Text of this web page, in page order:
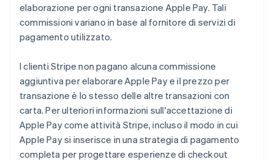
elaborazione per ogni transazione Apple Pay. Tali
commissioni variano in base al fornitore di servizi di
pagamento utilizzato.
I clienti Stripe non pagano alcuna commissione
aggiuntiva per elaborare Apple Pay e il prezzo per
transazione è lo stesso delle altre transazioni con
carta. Per ulteriori informazioni sull'accettazione di
Apple Pay come attività Stripe, incluso il modo in cui
Apple Pay si inserisce in una strategia di pagamento
completa per progettare esperienze di checkout